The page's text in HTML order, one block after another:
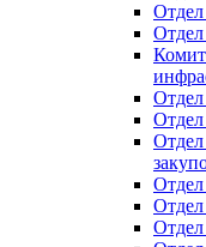
Отдел
Отдел